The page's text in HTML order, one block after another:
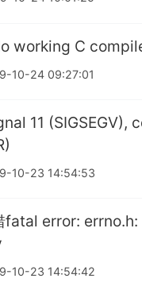
working C
10-24 09:27:01
11 (SIGSEGV),
10-23 14:54:53
error: errno.h:
10-23 14:54:42